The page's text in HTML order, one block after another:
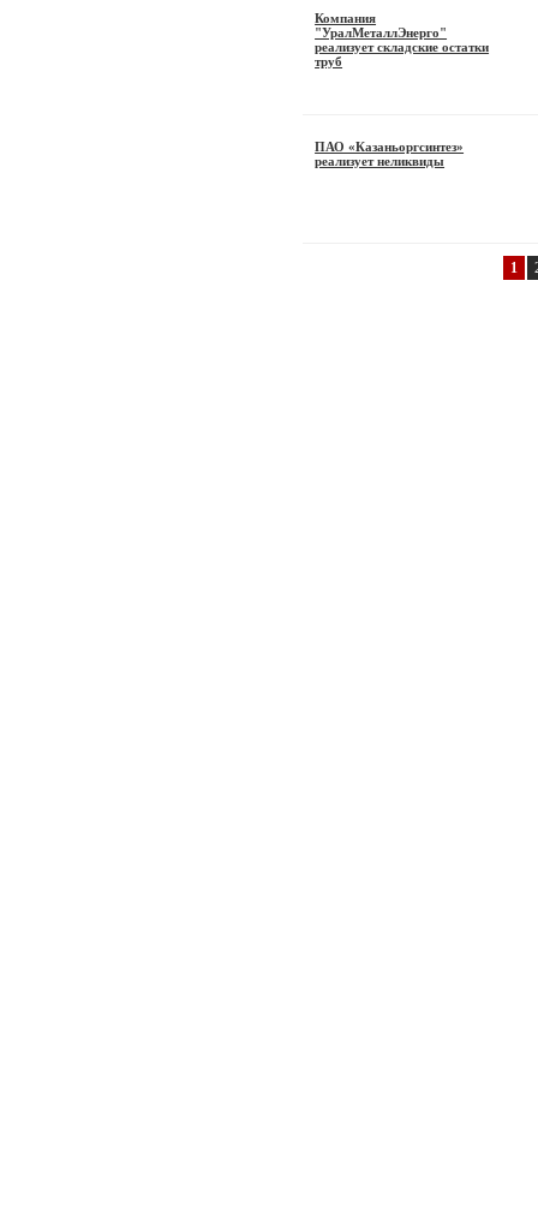
Компания
"УралМеталлЭнерго"
реализует складские остатки
труб
ПАО «Казаньоргсинтез»
реализует неликвиды
1